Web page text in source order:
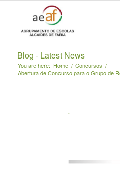
Blog - Latest News
You are here: Home / Concursos /
Abertura de Concurso para o Grupo de